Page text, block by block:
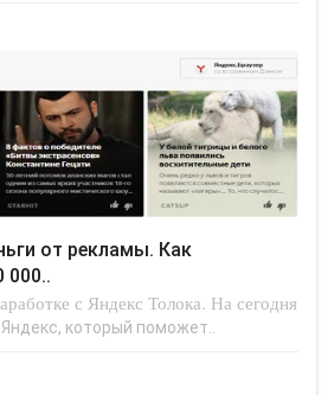
000..
с Яндекс Толока. На сегодня
который поможет..